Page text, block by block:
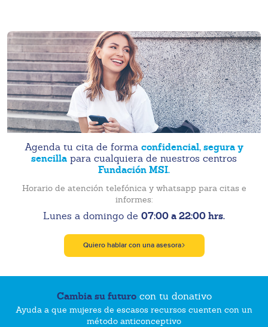
Agenda tu cita de forma confidencial, segura y
sencilla para cualquiera de nuestros centros
Fundación MSI.
Horario de atención telefónica y whatsapp para citas e
informes:
Lunes a domingo de 07:00 a 22:00 hrs.
Quiero hablar con una asesora
Cambia su futurocon tu donativo
Ayuda a que mujeres de escasos recursos cuenten con un
método anticonceptivo